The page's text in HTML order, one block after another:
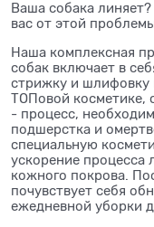
Ваша собака
вас от этой
Наша комплексная
собак включает в
стрижку и шлифовку
ТОПовой косметике,
- процесс,
подшерстка и
специальную
ускорение процесса
кожного покрова.
почувствует себя
ежедневной уборки